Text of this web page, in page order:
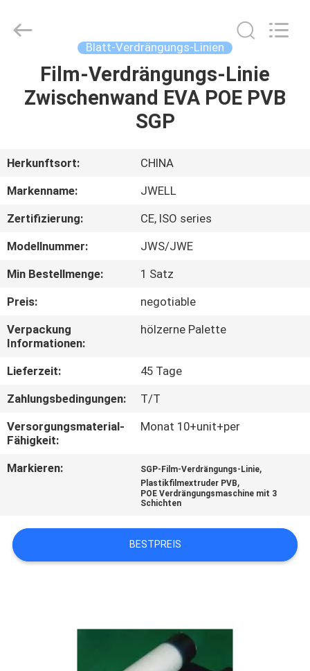
HAUS
ÜBER
UNS
FABRIK-
AUSFLUG
QUALITÄTSKONTROLLE
TRETEN
SIE
MIT
IN
VERBINDUNG
FÄLLE
PRIVACY
TECHNOLOGY
CO.,LTD.
Blatt-Verdrängungs-Linien
Film-Verdrängungs-Linie
Zwischenwand EVA POE PVB
SGP
Herkunftsort:
CHINA
Markenname:
JWELL
Zertifizierung:
CE, ISO series
Modellnummer:
JWS/JWE
Min Bestellmenge:
1 Satz
Preis:
negotiable
Verpackung
Informationen:
hölzerne Palette
Lieferzeit:
45 Tage
Zahlungsbedingungen:
T/T
Versorgungsmaterial-
Fähigkeit:
Monat 10+unit+per
Markieren: SGP-Film-Verdrängungs-Linie,
Plastikfilmextruder PVB,
POE Verdrängungsmaschine mit 3
Schichten
BESTPREIS